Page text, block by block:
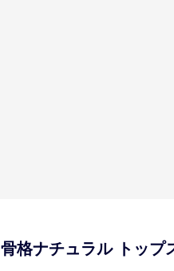
骨格ナチュラル トップ